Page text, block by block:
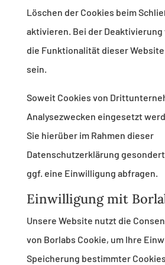
Löschen der Cookies beim
aktivieren. Bei der Deaktivierung
die Funktionalität dieser
sein.
Soweit Cookies von
Analysezwecken eingesetzt
Sie hierüber im Rahmen dieser
Datenschutzerklärung
ggf. eine Einwilligung abfragen.
Einwilligung mit
Unsere Website nutzt die
von Borlabs Cookie, um Ihre
Speicherung bestimmter